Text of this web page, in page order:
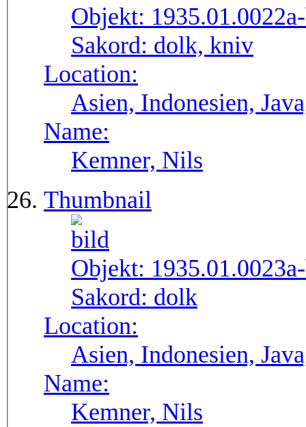
Objekt:
Sakord: dolk, kniv
Location:
Asien, Indonesien,
Name:
Kemner, Nils
Thumbnail
Objekt:
Sakord: dolk
Location:
Asien, Indonesien,
Name:
Kemner, Nils